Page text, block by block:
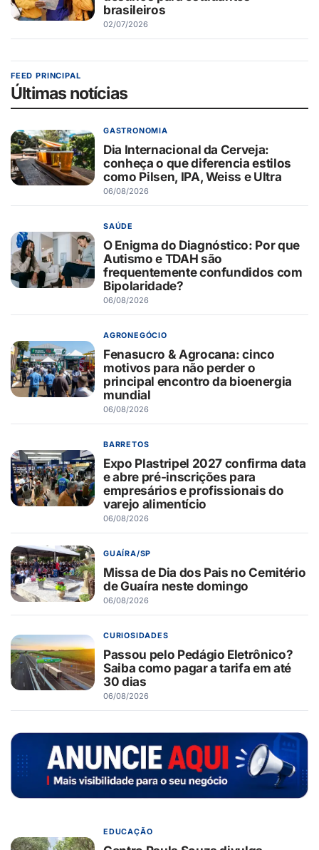
brasileiros
02/07/2026
FEED PRINCIPAL
Últimas notícias
GASTRONOMIA
Dia Internacional da Cerveja:
conheça o que diferencia estilos
como Pilsen, IPA, Weiss e Ultra
06/08/2026
SAÚDE
O Enigma do Diagnóstico: Por que
Autismo e TDAH são
frequentemente confundidos com
Bipolaridade?
06/08/2026
AGRONEGÓCIO
Fenasucro & Agrocana: cinco
motivos para não perder o
principal encontro da bioenergia
mundial
06/08/2026
BARRETOS
Expo Plastripel 2027 confirma data
e abre pré-inscrições para
empresários e profissionais do
varejo alimentício
06/08/2026
GUAÍRA/SP
Missa de Dia dos Pais no Cemitério
de Guaíra neste domingo
06/08/2026
CURIOSIDADES
Passou pelo Pedágio Eletrônico?
Saiba como pagar a tarifa em até
30 dias
06/08/2026
EDUCAÇÃO